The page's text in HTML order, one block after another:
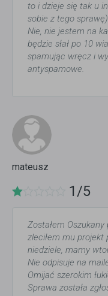
to i dzieje się tak u
sobie z tego
Nie, nie jestem na
będzie słał po 10
spamując wręcz i
antyspamowe.
mateusz
1/5
Zostałem Oszukany
zleciłem mu projekt
niedziele, mamy
Nie odpisuje na
Omijać szerokim
Sprawa została